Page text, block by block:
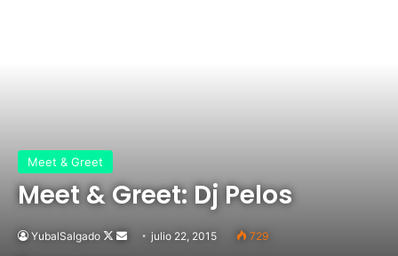
Meet & Greet
Meet & Greet: Dj Pelos
YubalSalgado
Follow
Sendjulio 22, 2015 729